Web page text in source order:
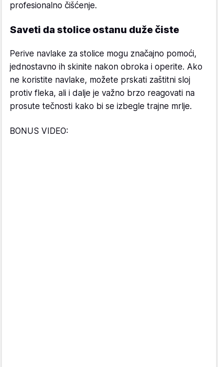
profesionalno čišćenje.
Saveti da stolice ostanu duže čiste
Perive navlake za stolice mogu značajno pomoći,
jednostavno ih skinite nakon obroka i operite. Ako
ne koristite navlake, možete prskati zaštitni sloj
protiv fleka, ali i dalje je važno brzo reagovati na
prosute tečnosti kako bi se izbegle trajne mrlje.
BONUS VIDEO: